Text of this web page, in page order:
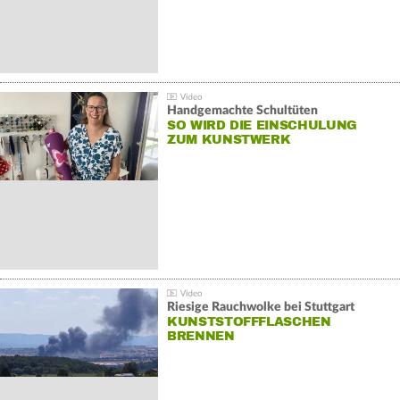
Handgemachte Schultüten
SO WIRD DIE EINSCHULUNG
ZUM KUNSTWERK
Riesige Rauchwolke bei Stuttgart
KUNSTSTOFFFLASCHEN
BRENNEN